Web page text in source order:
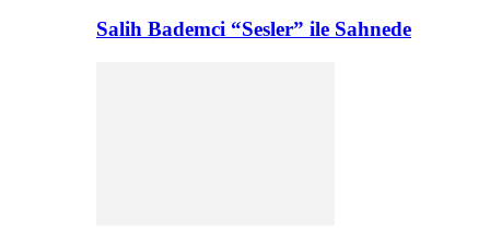
Salih Bademci “Sesler” ile Sahnede